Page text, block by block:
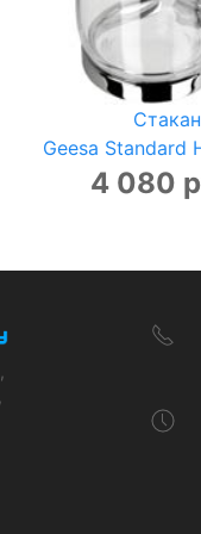
Стакан
Geesa Standard
4 080